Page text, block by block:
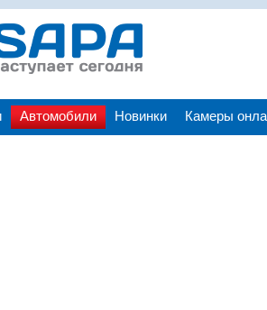
Автомобили Новинки Камеры